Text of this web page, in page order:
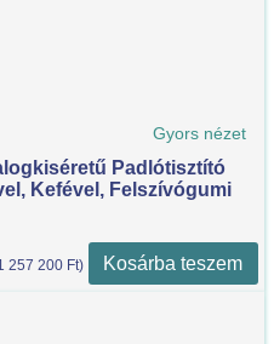
Gyors nézet
Padlótisztító
Kefével, Felszívógumi
257 200 Ft) Kosárba teszem